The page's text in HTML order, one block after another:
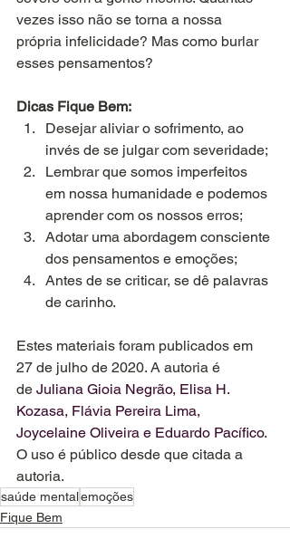
vezes isso não se torna a nossa
própria infelicidade? Mas como burlar
esses pensamentos?
Dicas Fique Bem:
Desejar aliviar o sofrimento, ao
invés de se julgar com severidade;
Lembrar que somos imperfeitos
em nossa humanidade e podemos
aprender com os nossos erros;
Adotar uma abordagem consciente
dos pensamentos e emoções;
Antes de se criticar, se dê palavras
de carinho.
Estes materiais foram publicados em
27 de julho de 2020. A autoria é
de Juliana Gioia Negrão, Elisa H.
Kozasa, Flávia Pereira Lima,
Joycelaine Oliveira e Eduardo Pacífico.
O uso é público desde que citada a
autoria.
saúde mentalemoções
Fique Bem